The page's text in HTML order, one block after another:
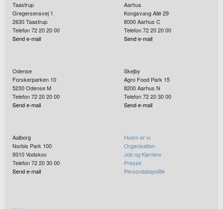
Taastrup
Gregersensvej 1
2630Taastrup
Telefon 72 20 20 00
Send e-mail
Aarhus
Kongsvang Allé 29
8000Aarhus C
Telefon 72 20 20 00
Send e-mail
Odense
Forskerparken 10
5230Odense M
Telefon 72 20 20 00
Send e-mail
Skejby
Agro Food Park 15
8200Aarhus N
Telefon 72 20 30 00
Send e-mail
Aalborg
Norbis Park 100
9310Vodskov
Telefon 72 20 30 00
Send e-mail
Hvem er vi
Organisation
Job og Karriere
Presse
Persondatapolitik